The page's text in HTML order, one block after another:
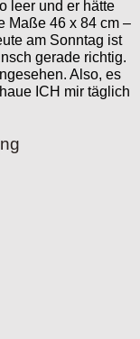
leer und er hätte
Maße 46 x 84 cm –
am Sonntag ist
gerade richtig.
Also, es
ICH mir täglich